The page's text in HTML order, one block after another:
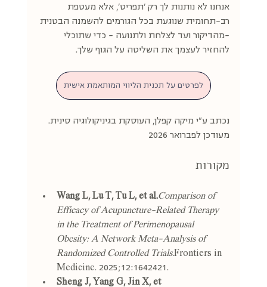
אנחנו לא נותנות לך רק 'תפריט', אלא מעטפת
רב-תחומית שנוגעת בכל הגורמים להשמנה הבטנית
-מהדיקור ועד לצלחת ולתנועה - כדי שתוכלי
להחזיר לעצמך את השליטה על הגוף שלך.
לפרטים על תכנית הליווי המותאמת אישית
נכתב ע"י מיקה קפלן, העוסקת בגיניקולוגיה סינית.
מעודכן לפברואר 2026
מקורות
Wang L, Lu T, Tu L, et al.Comparison of
Efficacy of Acupuncture-Related Therapy
in the Treatment of Perimenopausal
Obesity: A Network Meta-Analysis of
Randomized Controlled Trials.Frontiers in
Medicine. 2025;12:1642421.
Sheng J, Yang G, Jin X, et